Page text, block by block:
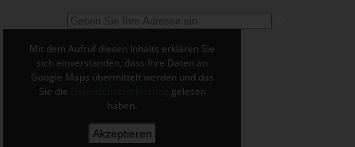
Mit dem Aufruf diesen Inhalts erklären Sie
sich einverstanden, dass Ihre Daten an
Google Maps übermittelt werden und das
Sie die
gelesen
haben.